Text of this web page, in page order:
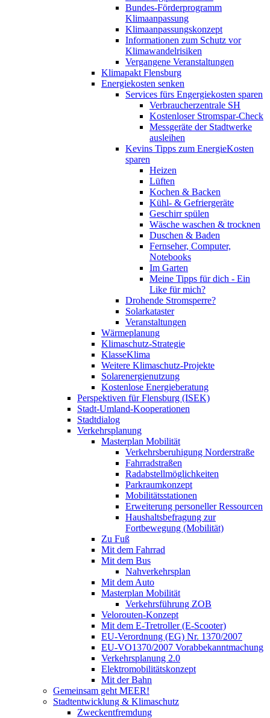
Bundes-Förderprogramm
Klimaanpassung
Klimaanpassungskonzept
Informationen zum Schutz vor
Klimawandelrisiken
Vergangene Veranstaltungen
Klimapakt Flensburg
Energiekosten senken
Services fürs Engergiekosten sparen
Verbraucherzentrale SH
Kostenloser Stromspar-Check
Messgeräte der Stadtwerke
ausleihen
Kevins Tipps zum EnergieKosten
sparen
Heizen
Lüften
Kochen & Backen
Kühl- & Gefriergeräte
Geschirr spülen
Wäsche waschen & trocknen
Duschen & Baden
Fernseher, Computer,
Notebooks
Im Garten
Meine Tipps für dich - Ein
Like für mich?
Drohende Stromsperre?
Solarkataster
Veranstaltungen
Wärmeplanung
Klimaschutz-Strategie
KlasseKlima
Weitere Klimaschutz-Projekte
Solarenergienutzung
Kostenlose Energieberatung
Perspektiven für Flensburg (ISEK)
Stadt-Umland-Kooperationen
Stadtdialog
Verkehrsplanung
Masterplan Mobilität
Verkehrsberuhigung Norderstraße
Fahrradstraßen
Radabstellmöglichkeiten
Parkraumkonzept
Mobilitätsstationen
Erweiterung personeller Ressourcen
Haushaltsbefragung zur
Fortbewegung (Mobilität)
Zu Fuß
Mit dem Fahrrad
Mit dem Bus
Nahverkehrsplan
Mit dem Auto
Masterplan Mobilität
Verkehrsführung ZOB
Velorouten-Konzept
Mit dem E-Tretroller (E-Scooter)
EU-Verordnung (EG) Nr. 1370/2007
EU-VO1370/2007 Vorabbekanntmachung
Verkehrsplanung 2.0
Elektromobilitätskonzept
Mit der Bahn
Gemeinsam geht MEER!
Stadtentwicklung & Klimaschutz
Zweckentfremdung